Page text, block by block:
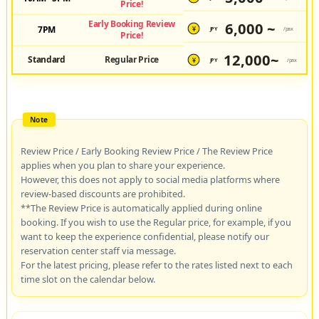
Price!
7PM
Early Booking Review
Price!
¥ JPY 6,000 ~ /pax
Standard Regular Price ¥ JPY 12,000~ /pax
Review Price / Early Booking Review Price / The Review Price
applies when you plan to share your experience.
However, this does not apply to social media platforms where
review-based discounts are prohibited.
**The Review Price is automatically applied during online
booking. If you wish to use the Regular price, for example, if you
want to keep the experience confidential, please notify our
reservation center staff via message.
For the latest pricing, please refer to the rates listed next to each
time slot on the calendar below.